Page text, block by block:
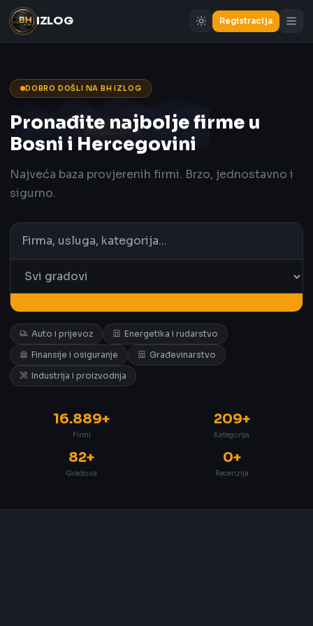
IZLOG Registracija
DOBRO DOŠLI NA BH IZLOG
Pronađite najbolje firme u
Bosni i Hercegovini
Najveća baza provjerenih firmi. Brzo, jednostavno i
sigurno.
Auto i prijevoz
Energetika i rudarstvo
Finansije i osiguranje
Građevinarstvo
Industrija i proizvodnja
16.889+
Firmi
209+
Kategorija
82+
Gradova
0+
Recenzija